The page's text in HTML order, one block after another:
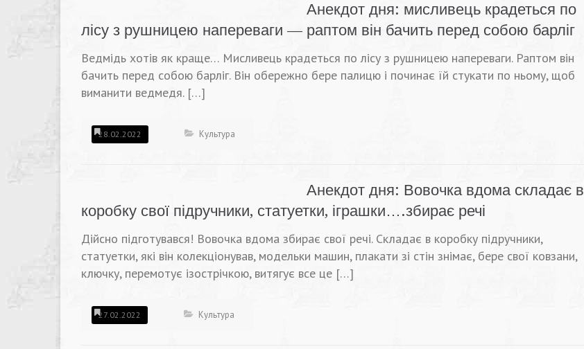
Анекдот дня: мисливець крадеться по
лісу з рушницею напереваги — раптом він бачить перед собою барліг
Ведмідь хотів як краще… Мисливець крадеться по лісу з рушницею напереваги. Раптом він
бачить перед собою барліг. Він обережно бере палицю і починає їй стукати по ньому, щоб
виманити ведмедя. […]
28.02.2022 Культура
Анекдот дня: Вовочка вдома складає в
коробку свої підручники, статуетки, іграшки….збирає речі
Дійсно підготувався! Вовочка вдома збирає свої речі. Складає в коробку підручники,
статуетки, які він колекціонував, модельки машин, плакати зі стін знімає, бере свої ковзани,
ключку, перемотує ізострічкою, витягує все це […]
27.02.2022 Культура